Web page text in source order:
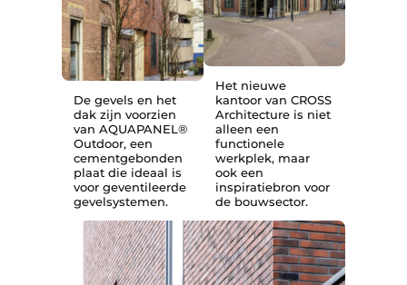
De gevels en het
dak zijn voorzien
van AQUAPANEL®
Outdoor, een
cementgebonden
plaat die ideaal is
voor geventileerde
gevelsystemen.
Het nieuwe
kantoor van CROSS
Architecture is niet
alleen een
functionele
werkplek, maar
ook een
inspiratiebron voor
de bouwsector.